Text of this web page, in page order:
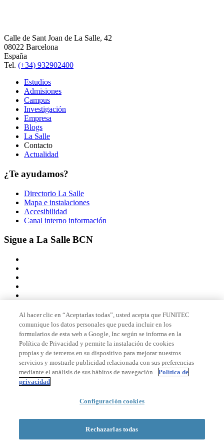
Calle de Sant Joan de La Salle, 42
08022 Barcelona
España
Tel. (+34) 932902400
Estudios
Admisiones
Campus
Investigación
Empresa
Blogs
La Salle
Contacto
Actualidad
¿Te ayudamos?
Directorio La Salle
Mapa e instalaciones
Accesibilidad
Canal interno información
Sigue a La Salle BCN
Miembro de
Acreditaciones
© 2026 La Salle Campus Barcelona - URL |
Formulario de búsqueda
Al hacer clic en “Aceptarlas todas”, usted acepta que FUNITEC
comunique los datos personales que pueda incluir en los
formularios de esta web a Google, Inc según se informa en la
Política de Privacidad y permite la instalación de cookies
propias y de terceros en su dispositivo para mejorar nuestros
servicios y mostrarle publicidad relacionada con sus preferencias
mediante el análisis de sus hábitos de navegación. Política de
privacidad
Configuración cookies
Rechazarlas todas